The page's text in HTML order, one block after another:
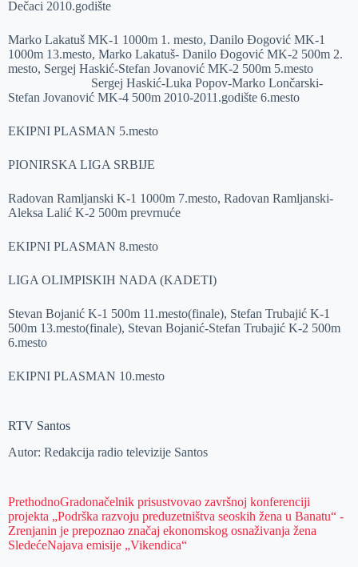
Dečaci 2010.godište
Marko Lakatuš MK-1 1000m 1. mesto, Danilo Đogović MK-1
1000m 13.mesto, Marko Lakatuš- Danilo Đogović MK-2 500m 2.
mesto, Sergej Haskić-Stefan Jovanović MK-2 500m 5.mesto
Sergej Haskić-Luka Popov-Marko Lončarski-
Stefan Jovanović MK-4 500m 2010-2011.godište 6.mesto
EKIPNI PLASMAN 5.mesto
PIONIRSKA LIGA SRBIJE
Radovan Ramljanski K-1 1000m 7.mesto, Radovan Ramljanski-
Aleksa Lalić K-2 500m prevrnuće
EKIPNI PLASMAN 8.mesto
LIGA OLIMPISKIH NADA (KADETI)
Stevan Bojanić K-1 500m 11.mesto(finale), Stefan Trubajić K-1
500m 13.mesto(finale), Stevan Bojanić-Stefan Trubajić K-2 500m
6.mesto
EKIPNI PLASMAN 10.mesto
RTV Santos
Autor: Redakcija radio televizije Santos
PrethodnoGradonačelnik prisustvovao završnoj konferenciji
projekta „Podrška razvoju preduzetništva seoskih žena u Banatu“ -
Zrenjanin je prepoznao značaj ekonomskog osnaživanja žena
SledećeNajava emisije „Vikendica“